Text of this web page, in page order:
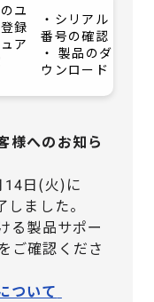
ユ
録
ア
・シリアル
番号の確認
・ 製品のダ
ウンロード
へのお知ら
日(火)に
ました。
る製品サポー
ご確認くださ
ついて